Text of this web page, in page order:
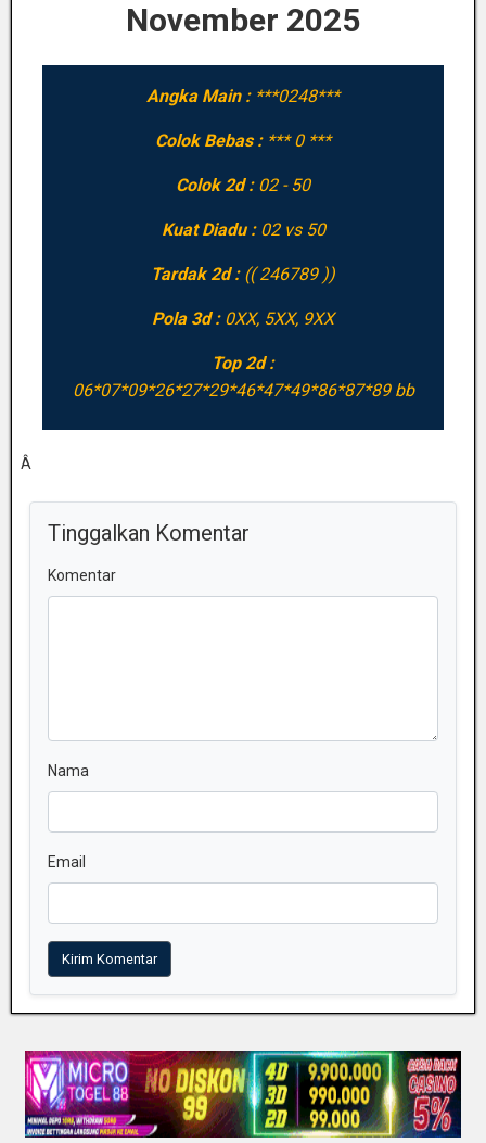
November 2025
Angka Main : ***0248***
Colok Bebas : *** 0 ***
Colok 2d : 02 - 50
Kuat Diadu : 02 vs 50
Tardak 2d : (( 246789 ))
Pola 3d : 0XX, 5XX, 9XX
Top 2d :
06*07*09*26*27*29*46*47*49*86*87*89 bb
Â
Tinggalkan Komentar
Komentar
Nama
Email
Kirim Komentar